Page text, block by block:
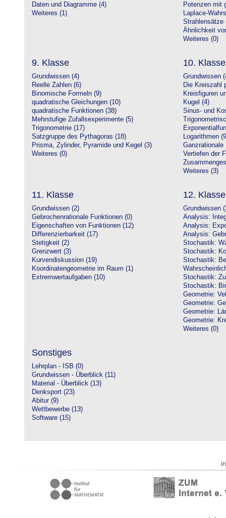
Daten und Diagramme (4)
Weiteres (1)
Potenzen mit
Laplace-
Strahlensätze
Ähnlichkeit
Weiteres (0)
9. Klasse
Grundwissen (4)
Reelle Zahlen (6)
Binomische Formeln (9)
quadratische Gleichungen (10)
quadratische Funktionen (38)
Mehrstufige Zufallsexperimente (5)
Trigonometrie (17)
Satzgruppe des Pythagoras (18)
Prisma, Zylinder, Pyramide und Kegel (3)
Weiteres (0)
10. Klasse
Grundwissen
Die Kreiszahl
Kreisfiguren
Kugel (4)
Sinus- und
Logarithmen
Ganzrationale
Vertiefen der
Weiteres (3)
11. Klasse
Grundwissen (2)
Gebrochenrationale Funktionen (0)
Eigenschaften von Funktionen (12)
Differenzierbarkeit (17)
Stetigkeit (2)
Grenzwert (3)
Kurvendiskussion (19)
Koordinatengeometrie im Raum (1)
Extremwertaufgaben (10)
12. Klasse
Grundwissen
Analysis:
Analysis:
Analysis:
Stochastik:
Stochastik:
Stochastik:
Stochastik:
Stochastik:
Geometrie:
Geometrie:
Geometrie:
Geometrie:
Weiteres (0)
Sonstiges
Lehrplan - ISB (0)
Grundwissen - Überblick (11)
Material - Überblick (13)
Denksport (23)
Abitur (9)
Wettbewerbe (13)
Software (15)